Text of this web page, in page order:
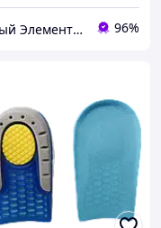
Пятый Элемент - всё, что вам нужно 96%